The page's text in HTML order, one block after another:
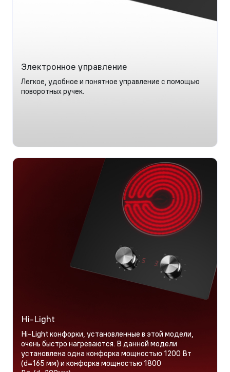
Электронное управление
Легкое, удобное и понятное управление с помощью
поворотных ручек.
Hi-Light
Hi-Light конфорки, установленные в этой модели,
очень быстро нагреваются. В данной модели
установлена одна конфорка мощностью 1200 Вт
(d=165 мм) и конфорка мощностью 1800